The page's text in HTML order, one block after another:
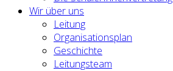
Wir über uns
Leitung
Organisationsplan
Geschichte
Leitungsteam